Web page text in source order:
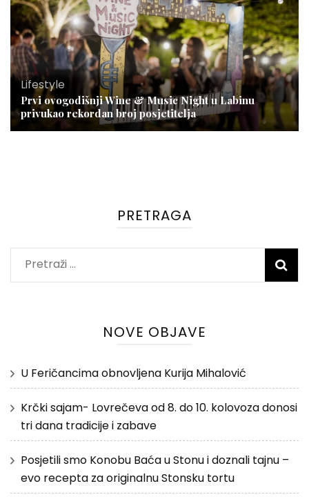
Lifestyle
Prvi ovogodišnji Wine & Music Night u Labinu
privukao rekordan broj posjetitelja
PRETRAGA
Pretraži:
NOVE OBJAVE
U Feričancima obnovljena Kurija Mihalović
Krčki sajam- Lovrečeva od 8. do 10. kolovoza donosi
tri dana tradicije i zabave
Posjetili smo Konobu Baća u Stonu i doznali tajnu –
evo recepta za originalnu Stonsku tortu